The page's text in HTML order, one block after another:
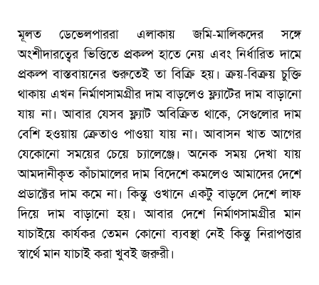
মূলত ডেভেলপাররা এলাকায় জমি-মালিকদের সঙ্গে
অংশীদারত্বের ভিত্তিতে প্রকল্প হাতে নেয় এবং নির্ধারিত দামে
প্রকল্প বাস্তবায়নের শুরুতেই তা বিক্রি হয়। ক্রয়-বিক্রয় চুক্তি
থাকায় এখন নির্মাণসামগ্রীর দাম বাড়লেও ফ্ল্যাটের দাম বাড়ানো
যায় না। আবার যেসব ফ্ল্যাট অবিক্রিত থাকে, সেগুলোর দাম
বেশি হওয়ায় ক্রেতাও পাওয়া যায় না। আবাসন খাত আগের
যেকোনো সময়ের চেয়ে চ্যালেঞ্জে। অনেক সময় দেখা যায়
আমদানীকৃত কাঁচামালের দাম বিদেশে কমলেও আমাদের দেশে
প্রডাক্টের দাম কমে না। কিন্তু ওখানে একটু বাড়লে দেশে লাফ
দিয়ে দাম বাড়ানো হয়। আবার দেশে নির্মাণসামগ্রীর মান
যাচাইয়ে কার্যকর তেমন কোনো ব্যবস্থা নেই কিন্তু নিরাপত্তার
স্বার্থে মান যাচাই করা খুবই জরুরী।